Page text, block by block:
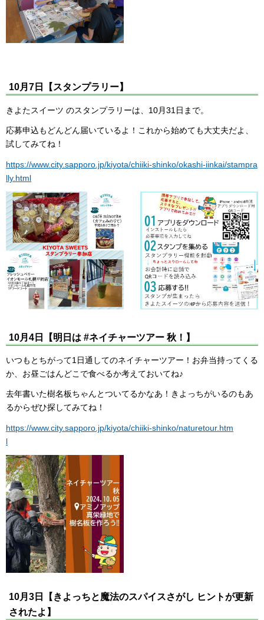
10月7日【スタンプラリー】
きよたスイーツ のスタンプラリーは、10月31日まで。
応募申込もどんどん届いているよ！これから始めても大丈夫だよ、
試してみてね！
https://www.city.sapporo.jp/kiyota/chiiki-shinko/okashi-iinkai/stampra
lly.html
10月4日【明日は #ネイチャーツアー 秋！】
いつもとちがって1日通してのネイチャーツアー！お弁当持ってくる
か、お昼ごはんどこで食べるか考えておいてね♪
去年書いた樹名板ちゃんとついてるかなあ！きよっちがいるのもあ
るからぜひ探してみてね！
https://www.city.sapporo.jp/kiyota/chiiki-shinko/naturetour.htm
l
10月3日【きよっちと魔法のスパイスさがし ヒントが更新
されたよ】